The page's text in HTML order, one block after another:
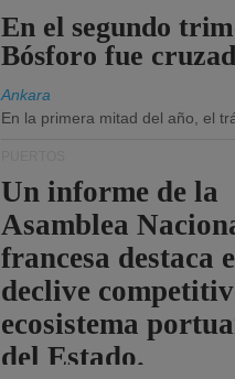
En el segundo
Bósforo fue
Ankara
En la primera mitad del año, el
Un informe de la
Asamblea
francesa destaca
declive
ecosistema
del Estado.